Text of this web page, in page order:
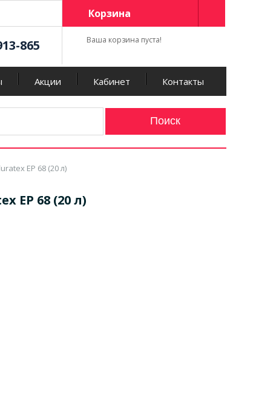
865
Корзина
Ваша корзина пуста!
Акции Кабинет Контакты
EP 68 (20 л)
EP 68 (20 л)